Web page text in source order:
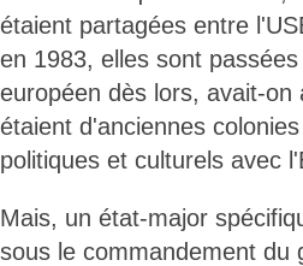
étaient partagées entre
en 1983, elles sont
européen dès lors, avait-
étaient d'anciennes
politiques et culturels avec
Mais, un état-major
sous le commandement du